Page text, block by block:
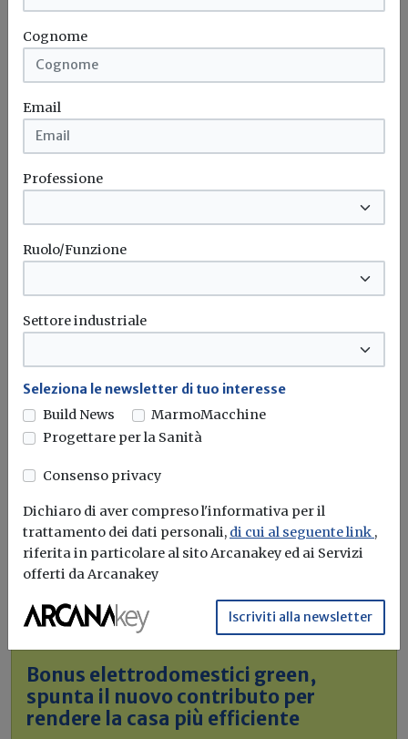
catastrofale per le imprese: dal MIMIT le
prime 10 FAQ”
Polizza assicurativa Calamità naturali Ance
Cna
Confartigianato
Idrogeno verde, una soluzione per
l'energia del futuro. Ma oggi è ancora
troppo caro
L'obiettivo crescita sostenibile è raggiungibile
attraverso l'utilizzo dell'idrogeno verde. Ma al
momento...Leggi
Bonus elettrodomestici green,
spunta il nuovo contributo per
rendere la casa più efficiente
Cognome
Email
Professione
Ruolo/Funzione
Settore industriale
Seleziona le newsletter di tuo interesse
Build News
MarmoMacchine
Progettare per la Sanità
Consenso privacy
Dichiaro di aver compreso l'informativa per il
trattamento dei dati personali, di cui al seguente link ,
riferita in particolare al sito Arcanakey ed ai Servizi
offerti da Arcanakey
Iscriviti alla newsletter